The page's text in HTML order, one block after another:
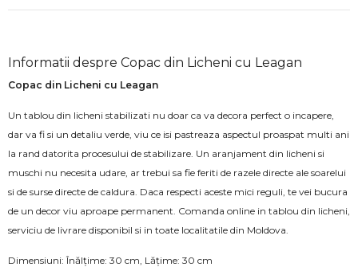
Informatii despre Copac din Licheni cu Leagan
Copac din Licheni cu Leagan
Un tablou din licheni stabilizati nu doar ca va decora perfect o incapere,
dar va fi si un detaliu verde, viu ce isi pastreaza aspectul proaspat multi ani
la rand datorita procesului de stabilizare. Un aranjament din licheni si
muschi nu necesita udare, ar trebui sa fie feriti de razele directe ale soarelui
si de surse directe de caldura. Daca respecti aceste mici reguli, te vei bucura
de un decor viu aproape permanent. Comanda online in tablou din licheni,
serviciu de livrare disponibil si in toate localitatile din Moldova.
Dimensiuni: Înălțime: 30 cm, Lățime: 30 cm